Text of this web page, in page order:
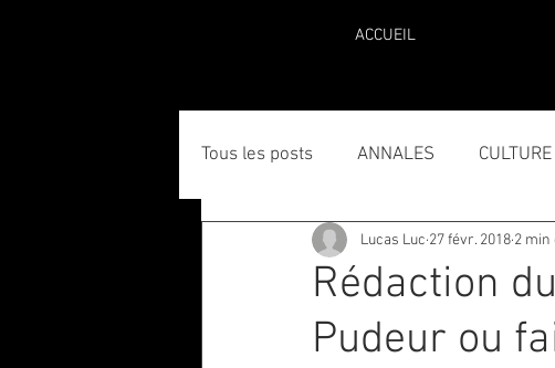
ACCUEIL
Tous les posts ANNALES CULTURE
Rédaction
Pudeur ou
Lucas Luc 27 févr. 2018 2 min